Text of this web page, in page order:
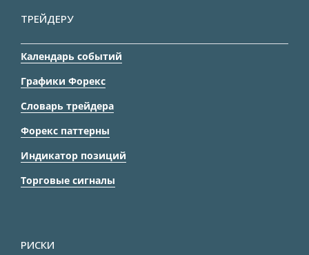
ТРЕЙДЕРУ
Календарь событий
Графики Форекс
Словарь трейдера
Форекс паттерны
Индикатор позиций
Торговые сигналы
РИСКИ